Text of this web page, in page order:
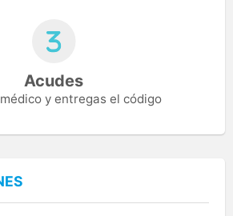
Acudes
y entregas el código